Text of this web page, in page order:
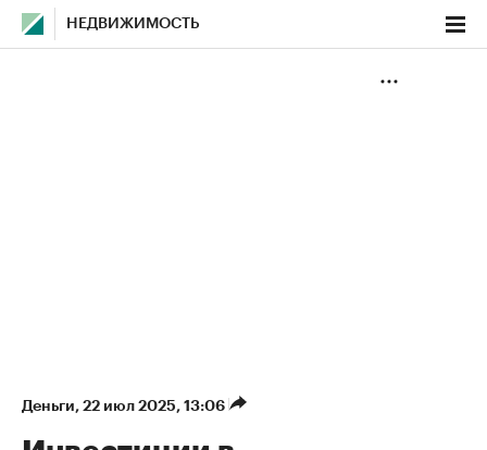
НЕДВИЖИМОСТЬ
Деньги⁠, 22 июл 2025, 13:06